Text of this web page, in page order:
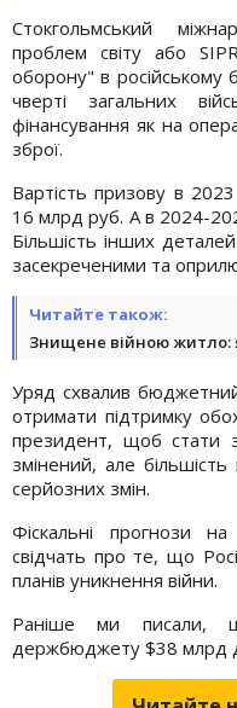
Стокгольмський
проблем світу або
оборону" в російському
чверті загальних
фінансування як на
зброї.
Вартість призову в
16 млрд руб. А в 2024-
Більшість інших
засекреченими та
Читайте також:
Знищене війною житло:
Уряд схвалив
отримати підтримку
президент, щоб стати
змінений, але
серйозних змін.
Фіскальні прогнози
свідчать про те, що
планів уникнення війни.
Раніше ми писали,
держбюджету $38 млрд